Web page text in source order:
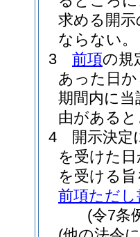
求める開
ならない。
3
前項の規
あった日
期間内に
由がある
4
開示決定
を受けた
を受ける
前項ただし
(令7条